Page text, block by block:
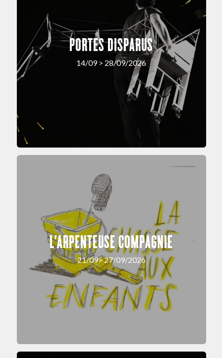
PORTES DISPARUS
14/09 > 28/09/2026
L’ARPENTEUSE COMPAGNIE
21/09> 27/09/2026